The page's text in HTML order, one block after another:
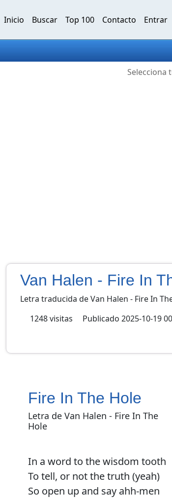
Inicio Buscar Top 100 Contacto Entrar
Selecciona
Van Halen - Fire In
Letra traducida de Van Halen - Fire In
1248visitas Publicado 2025-10-19
Fire In The Hole
Letra de Van Halen - Fire In The
Hole
In a word to the wisdom tooth
To tell, or not the truth (yeah)
So open up and say ahh-men